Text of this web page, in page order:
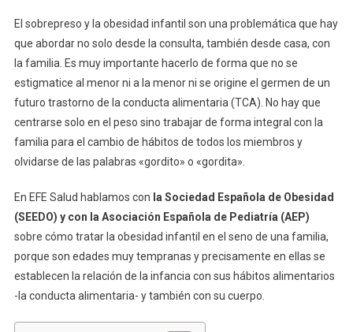
El sobrepreso y la obesidad infantil son una problemática que hay
que abordar no solo desde la consulta, también desde casa, con
la familia. Es muy importante hacerlo de forma que no se
estigmatice al menor ni a la menor ni se origine el germen de un
futuro trastorno de la conducta alimentaria (TCA). No hay que
centrarse solo en el peso sino trabajar de forma integral con la
familia para el cambio de hábitos de todos los miembros y
olvidarse de las palabras «gordito» o «gordita».
En EFE Salud hablamos con la Sociedad Española de Obesidad
(SEEDO) y con la Asociación Española de Pediatría (AEP)
sobre cómo tratar la obesidad infantil en el seno de una familia,
porque son edades muy tempranas y precisamente en ellas se
establecen la relación de la infancia con sus hábitos alimentarios
-la conducta alimentaria- y también con su cuerpo.